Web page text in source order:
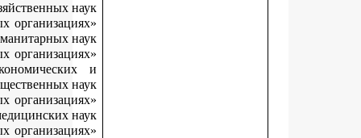
высшего образования в отрасли сельскохозяйственных
«Лучший молодой исследователь в образовательных
высшего образования в отрасли гуманитарных
«Лучший молодой исследователь в образовательных
высшего образования в отрасли социально-
«Лучший молодой исследователь в образовательных
«Лучший молодой исследователь в образовательных